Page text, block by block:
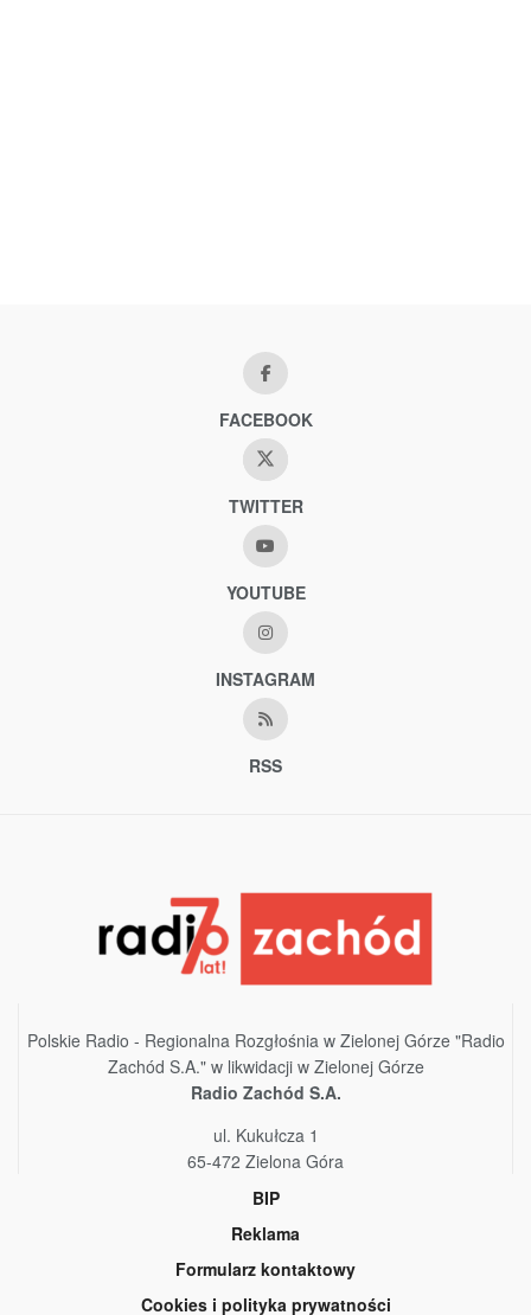
FACEBOOK
TWITTER
YOUTUBE
INSTAGRAM
RSS
Polskie Radio - Regionalna Rozgłośnia w Zielonej Górze "Radio
Zachód S.A." w likwidacji w Zielonej Górze
Radio Zachód S.A.
ul. Kukułcza 1
65-472 Zielona Góra
BIP
Reklama
Formularz kontaktowy
Cookies i polityka prywatności